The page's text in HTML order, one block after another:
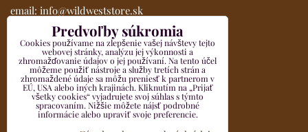
email: info@wildweststore.sk
0902 705 517
Kompletné údaje >>
VŠETKO O NÁKUPE
Obchodné podmienky
Reklamačný formulár
Predvoľby súkromia
Cookies používame na zlepšenie vašej návštevy tejto
webovej stránky, analýzu jej výkonnosti a
zhromažďovanie údajov o jej používaní. Na tento účel
môžeme použiť nástroje a služby tretích strán a
zhromaždené údaje sa môžu preniesť k partnerom v
EÚ, USA alebo iných krajinách. Kliknutím na „Prijať
všetky cookies“ vyjadrujete svoj súhlas s týmto
spracovaním. Nižšie môžete nájsť podrobné
informácie alebo upraviť svoje preferencie.